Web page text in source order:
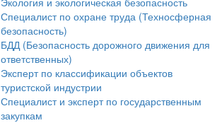
Специалист по охране труда (Техносферная
безопасность)
БДД (Безопасность дорожного движения для
ответственных)
Эксперт по классификации объектов
туристской индустрии
Специалист и эксперт по государственным
закупкам